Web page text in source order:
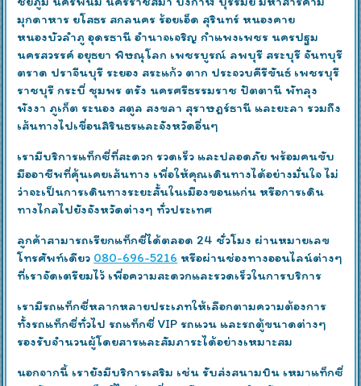
มุกดาหาร ยโสธร สกลนคร ร้อยเอ็ด สุรินทร์ หนองคาย
หนองบัวลำภู อุดรธานี อำนาจเจริญ กำแพงเพชร นครปฐม
นครสวรรค์ อยุธยา พิษณุโลก เพชรบูรณ์ ลพบุรี สระบุรี จันทบุรี
ตราด ปราจีนบุรี ระยอง สระแก้ว ตาก ประจวบคีรีขันธ์ เพชรบุรี
ราชบุรี กระบี่ ชุมพร ตรัง นครศรีธรรมราช ปัตตานี พัทลุง
พังงา ภูเก็ต ระนอง สตูล สงขลา สุราษฎร์ธานี และยะลา รวมถึง
เส้นทางไปเขื่อนสิรินธรและจังหวัดอื่นๆ
เรามีบริการแท็กซี่ที่สะดวก รวดเร็ว และปลอดภัย พร้อมคนขับ
มืออาชีพที่คุ้นเคยเส้นทาง เพื่อให้คุณเดินทางได้อย่างมั่นใจ ไม่
ว่าจะเป็นการเดินทางระยะสั้นในเมืองขอนแก่น หรือการเดิน
ทางไกลไปยังจังหวัดต่างๆ ทั่วประเทศ
ลูกค้าสามารถเรียกแท็กซี่ได้ตลอด 24 ชั่วโมง ผ่านหมายเลข
โทรศัพท์เดียว 080-696-5216 หรือผ่านช่องทางออนไลน์ต่างๆ
ที่เราจัดเตรียมไว้ เพื่อความสะดวกและรวดเร็วในการบริการ
เรามีรถแท็กซี่หลากหลายประเภทให้เลือกตามความต้องการ
ทั้งรถแท็กซี่ทั่วไป รถแท็กซี่ VIP รถแวน และรถตู้ขนาดต่างๆ
รองรับจำนวนผู้โดยสารและสัมภาระได้อย่างเหมาะสม
นอกจากนี้ เรายังมีบริการเสริม เช่น รับส่งสนามบิน เหมาแท็กซี่